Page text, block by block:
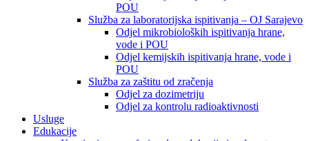
POU
Služba za laboratorijska ispitivanja – OJ Sarajevo
Odjel mikrobioloških ispitivanja hrane,
vode i POU
Odjel kemijskih ispitivanja hrane, vode i
POU
Služba za zaštitu od zračenja
Odjel za dozimetriju
Odjel za kontrolu radioaktivnosti
Usluge
Edukacije